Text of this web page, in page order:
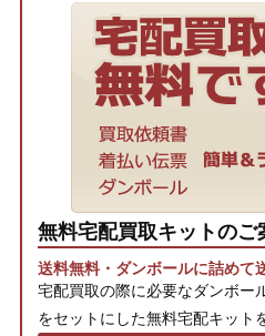
無料宅配買取キットのご
送料無料・ダンボールに詰めて
宅配買取の際に必要なダンボー
をセットにした無料宅配キット